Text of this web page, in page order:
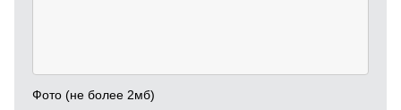
Фото (не более 2мб)